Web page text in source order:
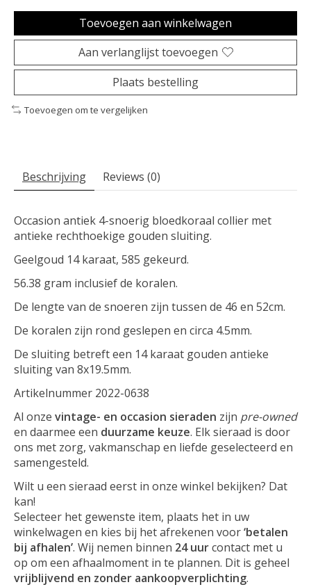
Toevoegen aan winkelwagen
Aan verlanglijst toevoegen
Plaats bestelling
Toevoegen om te vergelijken
Beschrijving Reviews (0)
Occasion antiek 4-snoerig bloedkoraal collier met
antieke rechthoekige gouden sluiting.
Geelgoud 14 karaat, 585 gekeurd.
56.38 gram inclusief de koralen.
De lengte van de snoeren zijn tussen de 46 en 52cm.
De koralen zijn rond geslepen en circa 4.5mm.
De sluiting betreft een 14 karaat gouden antieke
sluiting van 8x19.5mm.
Artikelnummer 2022-0638
Al onze vintage- en occasion sieraden zijn pre-owned
en daarmee een duurzame keuze. Elk sieraad is door
ons met zorg, vakmanschap en liefde geselecteerd en
samengesteld.
Wilt u een sieraad eerst in onze winkel bekijken? Dat
kan!
Selecteer het gewenste item, plaats het in uw
winkelwagen en kies bij het afrekenen voor‘betalen
bij afhalen’. Wij nemen binnen 24 uurcontact met u
op om een afhaalmoment in te plannen. Dit is geheel
vrijblijvend en zonder aankoopverplichting.